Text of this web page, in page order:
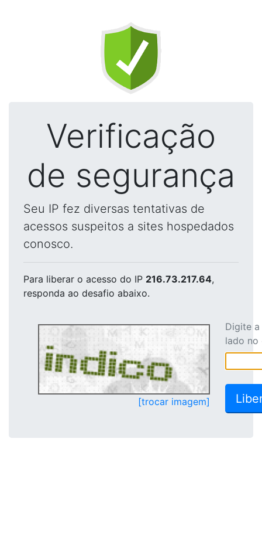
Verificação
de segurança
Seu IP fez diversas tentativas de
acessos suspeitos a sites hospedados
conosco.
Para liberar o acesso do IP 216.73.217.64,
responda ao desafio abaixo.
[trocar imagem]
Digite
lado no